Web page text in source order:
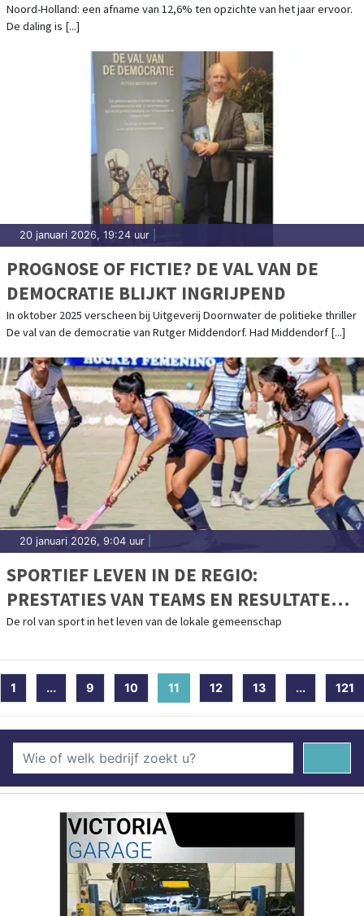
Noord-Holland: een afname van 12,6% ten opzichte van het jaar ervoor.
De daling is [...]
20 januari 2026, 19:24 uur
PROGNOSE OF FICTIE? DE VAL VAN DE
DEMOCRATIE BLIJKT INGRIJPEND
In oktober 2025 verscheen bij Uitgeverij Doornwater de politieke thriller
De val van de democratie van Rutger Middendorf. Had Middendorf [...]
20 januari 2026, 9:04 uur
SPORTIEF LEVEN IN DE REGIO:
PRESTATIES VAN TEAMS EN RESULTATEN
VAN RECENTE WEDSTRIJDEN
De rol van sport in het leven van de lokale gemeenschap
1 ... 9 10 11 (current)
12 13 ... 121